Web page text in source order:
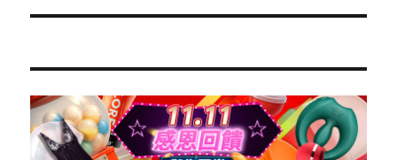
篇
章: